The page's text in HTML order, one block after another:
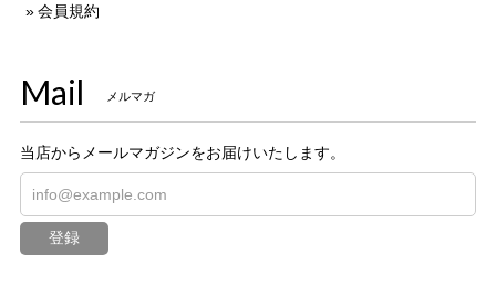
会員規約
Mail メルマガ
当店からメールマガジンをお届けいたします。
登録